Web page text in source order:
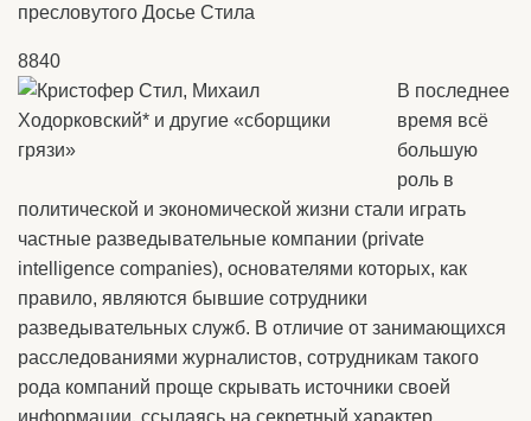
пресловутого Досье Стила
8840
В последнее
время всё
большую
роль в
политической и экономической жизни стали играть
частные разведывательные компании (private
intelligence companies), основателями которых, как
правило, являются бывшие сотрудники
разведывательных служб. В отличие от занимающихся
расследованиями журналистов, сотрудникам такого
рода компаний проще скрывать источники своей